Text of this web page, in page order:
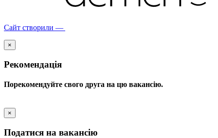
Сайт створили —
×
Рекомендація
Порекомендуйте свого друга на цю вакансію.
×
Податися на вакансію